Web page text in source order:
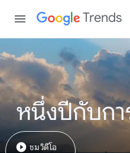
Trends
หนึ่งปีกับก
ชมวิดีโอ